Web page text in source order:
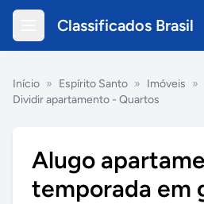
Classificados Brasil
Início » Espírito Santo » Imóveis »
Dividir apartamento - Quartos
Alugo
temporada em